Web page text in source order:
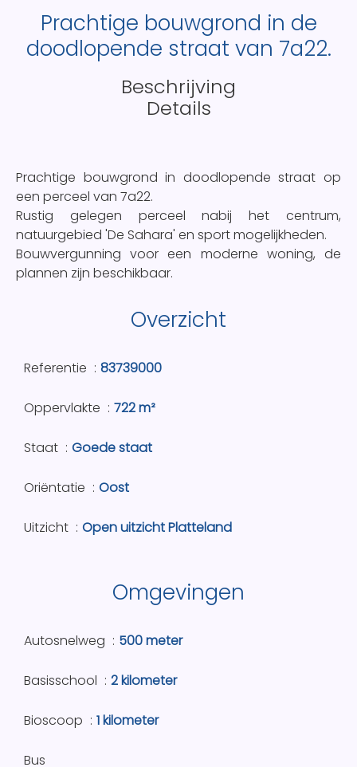
Prachtige bouwgrond in de
doodlopende straat van 7a22.
Beschrijving
Details
Prachtige bouwgrond in doodlopende straat op
een perceel van 7a22.
Rustig gelegen perceel nabij het centrum,
natuurgebied 'De Sahara' en sport mogelijkheden.
Bouwvergunning voor een moderne woning, de
plannen zijn beschikbaar.
Overzicht
Referentie 83739000
Oppervlakte 722 m²
Staat Goede staat
Oriëntatie Oost
Uitzicht Open uitzicht Platteland
Omgevingen
Autosnelweg 500 meter
Basisschool 2 kilometer
Bioscoop 1 kilometer
Bus